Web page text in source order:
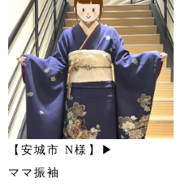
【安城市 N様】▶
ママ振袖